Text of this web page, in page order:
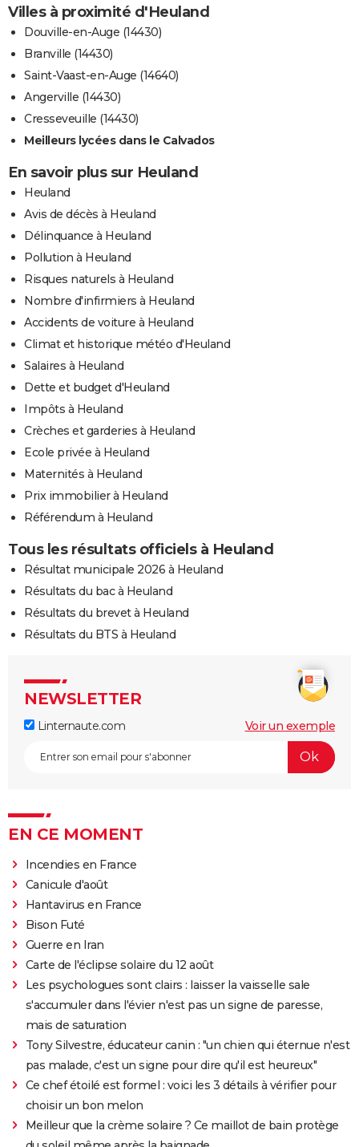
Villes à proximité d'Heuland
Douville-en-Auge (14430)
Branville (14430)
Saint-Vaast-en-Auge (14640)
Angerville (14430)
Cresseveuille (14430)
Meilleurs lycées dans le Calvados
En savoir plus sur Heuland
Heuland
Avis de décès à Heuland
Délinquance à Heuland
Pollution à Heuland
Risques naturels à Heuland
Nombre d'infirmiers à Heuland
Accidents de voiture à Heuland
Climat et historique météo d'Heuland
Salaires à Heuland
Dette et budget d'Heuland
Impôts à Heuland
Crèches et garderies à Heuland
Ecole privée à Heuland
Maternités à Heuland
Prix immobilier à Heuland
Référendum à Heuland
Tous les résultats officiels à Heuland
Résultat municipale 2026 à Heuland
Résultats du bac à Heuland
Résultats du brevet à Heuland
Résultats du BTS à Heuland
NEWSLETTER
Linternaute.com Voir un exemple
EN CE MOMENT
Incendies en France
Canicule d'août
Hantavirus en France
Bison Futé
Guerre en Iran
Carte de l'éclipse solaire du 12 août
Les psychologues sont clairs : laisser la vaisselle sale
s'accumuler dans l'évier n'est pas un signe de paresse,
mais de saturation
Tony Silvestre, éducateur canin : "un chien qui éternue n'est
pas malade, c'est un signe pour dire qu'il est heureux"
Ce chef étoilé est formel : voici les 3 détails à vérifier pour
choisir un bon melon
Meilleur que la crème solaire ? Ce maillot de bain protège